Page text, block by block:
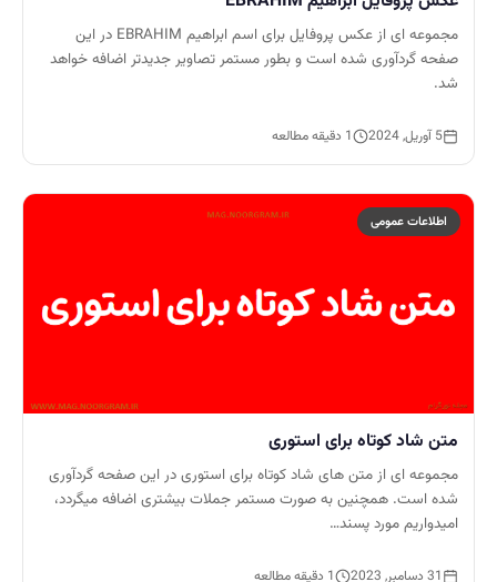
مجموعه ای از عکس پروفایل برای اسم ابراهیم EBRAHIM در این
صفحه گردآوری شده است و بطور مستمر تصاویر جدیدتر اضافه خواهد
شد.
5 آوریل, 2024 1 دقیقه مطالعه
اطلاعات عمومی
متن شاد کوتاه برای استوری
مجموعه ای از متن های شاد کوتاه برای استوری در این صفحه گردآوری
شده است. همچنین به صورت مستمر جملات بیشتری اضافه میگردد،
امیدواریم مورد پسند…
31 دسامبر, 2023 1 دقیقه مطالعه